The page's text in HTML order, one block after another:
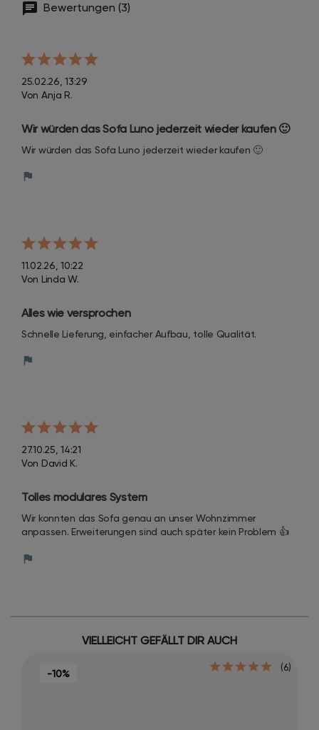
Bewertungen (3)
25.02.26, 13:29
Von Anja R.
Wir würden das Sofa Luno jederzeit wieder kaufen 🙂
Wir würden das Sofa Luno jederzeit wieder kaufen 🙂
11.02.26, 10:22
Von Linda W.
Alles wie versprochen
Schnelle Lieferung, einfacher Aufbau, tolle Qualität.
27.10.25, 14:21
Von David K.
Tolles modulares System
Wir konnten das Sofa genau an unser Wohnzimmer
anpassen. Erweiterungen sind auch später kein Problem 👍
VIELLEICHT GEFÄLLT DIR AUCH
-10% (6)